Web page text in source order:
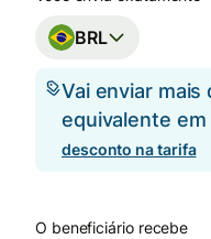
BRL
Vai enviar mais
equivalente
desconto na tarifa
O beneficiário recebe